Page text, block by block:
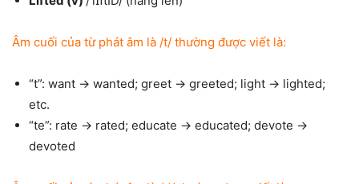
Âm cuối của từ phát âm là /t/ thường được viết là:
“t”: want → wanted; greet → greeted; light → lighted;
etc.
“te”: rate → rated; educate → educated; devote →
devoted